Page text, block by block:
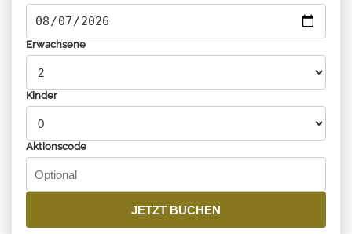
Erwachsene
Kinder
Aktionscode
JETZT BUCHEN